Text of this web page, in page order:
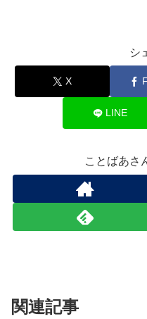
シ
X
LINE
ことばあさ
関連記事